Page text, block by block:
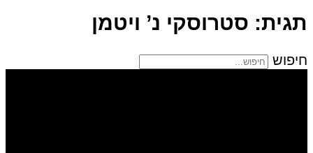
תגית: סטרוסקי נ’ ויטמן
חיפוש